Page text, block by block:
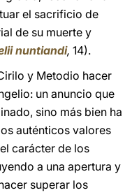
el sacrificio de
de su muerte y
nuntiandi, 14).
y Metodio hacer
un anuncio que
sino más bien ha
auténticos valores
carácter de los
a una apertura y
superar los